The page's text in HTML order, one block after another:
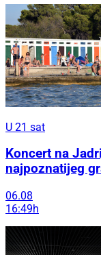
U 21 sat
Koncert na
najpoznatijeg
06.08
16:49h